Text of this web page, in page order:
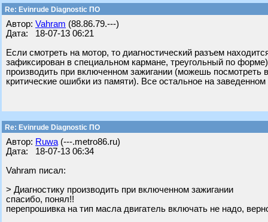
Re: Evinrude Diagnostic ПО
Автор: Vahram (88.86.79.---)
Дата: 18-07-13 06:21
Если смотреть на мотор, то диагностический разъем
зафиксирован в специальном кармане, треугольный по
производить при включенном зажигании (можешь
критические ошибки из памяти). Все остальное на
Re: Evinrude Diagnostic ПО
Автор: Ruwa (---.metro86.ru)
Дата: 18-07-13 06:34
Vahram писал:
> Диагностику производить при включенном зажигании
спасибо, понял!!
перепрошивка на тип масла двигатель включать не надо,